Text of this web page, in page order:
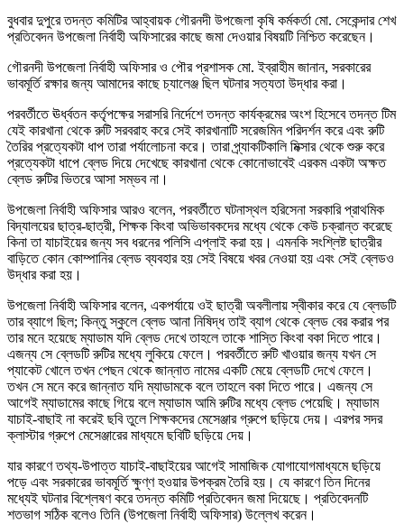
বুধবার দুপুরে তদন্ত কমিটির আহ্বায়ক গৌরনদী উপজেলা কৃষি কর্মকর্তা মো. সেকেন্দার শেখ
প্রতিবেদন উপজেলা নির্বাহী অফিসারের কাছে জমা দেওয়ার বিষয়টি নিশ্চিত করেছেন।
গৌরনদী উপজেলা নির্বাহী অফিসার ও পৌর প্রশাসক মো. ইব্রাহীম জানান, সরকারের
ভাবমূর্তি রক্ষার জন্য আমাদের কাছে চ্যালেঞ্জ ছিল ঘটনার সত্যতা উদ্ধার করা।
পরবর্তীতে ঊর্ধ্বতন কর্তৃপক্ষের সরাসরি নির্দেশে তদন্ত কার্যক্রমের অংশ হিসেবে তদন্ত টিম
যেই কারখানা থেকে রুটি সরবরাহ করে সেই কারখানাটি সরেজমিন পরিদর্শন করে এবং রুটি
তৈরির প্রত্যেকটা ধাপ তারা পর্যালোচনা করে। তারা প্র্যাকটিকালি মিক্সার থেকে শুরু করে
প্রত্যেকটা ধাপে ব্লেড দিয়ে দেখেছে কারখানা থেকে কোনোভাবেই এরকম একটা অক্ষত
ব্লেড রুটির ভিতরে আসা সম্ভব না।
উপজেলা নির্বাহী অফিসার আরও বলেন, পরবর্তীতে ঘটনাস্থল হরিসেনা সরকারি প্রাথমিক
বিদ্যালয়ের ছাত্র-ছাত্রী, শিক্ষক কিংবা অভিভাবকদের মধ্যে থেকে কেউ চক্রান্ত করেছে
কিনা তা যাচাইয়ের জন্য সব ধরনের পলিসি এপ্লাই করা হয়। এমনকি সংশ্লিষ্ট ছাত্রীর
বাড়িতে কোন কোম্পানির ব্লেড ব্যবহার হয় সেই বিষয়ে খবর নেওয়া হয় এবং সেই ব্লেডও
উদ্ধার করা হয়।
উপজেলা নির্বাহী অফিসার বলেন, একপর্যায়ে ওই ছাত্রী অবলীলায় স্বীকার করে যে ব্লেডটি
তার ব্যাগে ছিল; কিন্তু স্কুলে ব্লেড আনা নিষিদ্ধ তাই ব্যাগ থেকে ব্লেড বের করার পর
তার মনে হয়েছে ম্যাডাম যদি ব্লেড দেখে তাহলে তাকে শাস্তি কিংবা বকা দিতে পারে।
এজন্য সে ব্লেডটি রুটির মধ্যে লুকিয়ে ফেলে। পরবর্তীতে রুটি খাওয়ার জন্য যখন সে
প্যাকেট খোলে তখন পেছন থেকে জান্নাত নামের একটি মেয়ে ব্লেডটি দেখে ফেলে।
তখন সে মনে করে জান্নাত যদি ম্যাডামকে বলে তাহলে বকা দিতে পারে। এজন্য সে
আগেই ম্যাডামের কাছে গিয়ে বলে ম্যাডাম আমি রুটির মধ্যে ব্লেড পেয়েছি। ম্যাডাম
যাচাই-বাছাই না করেই ছবি তুলে শিক্ষকদের মেসেঞ্জার গ্রুপে ছড়িয়ে দেয়। এরপর সদর
ক্লাস্টার গ্রুপে মেসেঞ্জারের মাধ্যমে ছবিটি ছড়িয়ে দেয়।
যার কারণে তথ্য-উপাত্ত যাচাই-বাছাইয়ের আগেই সামাজিক যোগাযোগমাধ্যমে ছড়িয়ে
পড়ে এবং সরকারের ভাবমূর্তি ক্ষুণ্ণ হওয়ার উপক্রম তৈরি হয়। যে কারণে তিন দিনের
মধ্যেই ঘটনার বিশ্লেষণ করে তদন্ত কমিটি প্রতিবেদন জমা দিয়েছে। প্রতিবেদনটি
শতভাগ সঠিক বলেও তিনি (উপজেলা নির্বাহী অফিসার) উল্লেখ করেন।